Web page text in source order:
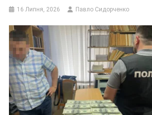
16 Липня, 2026 Павло Сидорченко